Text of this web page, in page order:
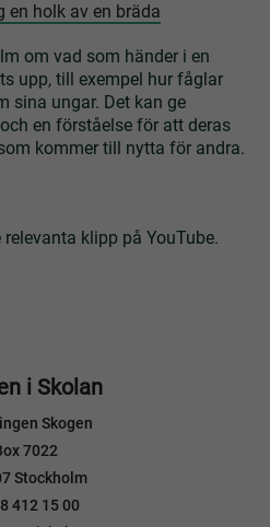
en holk av en bräda
om vad som händer i en
upp, till exempel hur fåglar
sina ungar. Det kan ge
en förståelse för att deras
kommer till nytta för andra.
klipp på YouTube.
i Skolan
Skogen
7022
Stockholm
412 15 00